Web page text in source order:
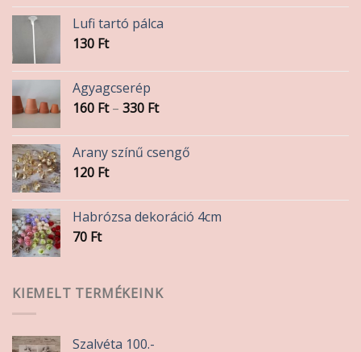
Lufi tartó pálca
130 Ft
Agyagcserép
160 Ft – 330 FtÁrtartomány:
-
330 Ft
Arany színű csengő
120 Ft
Habrózsa dekoráció 4cm
70 Ft
KIEMELT TERMÉKEINK
Szalvéta 100.-